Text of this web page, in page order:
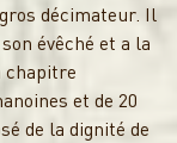
décimateur. Il
évêché et a la
chapitre
et de 20
de la dignité de